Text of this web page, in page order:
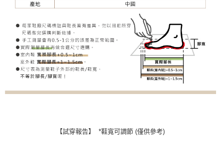
【試穿報告】 *鞋寬可調節 (僅供參考)